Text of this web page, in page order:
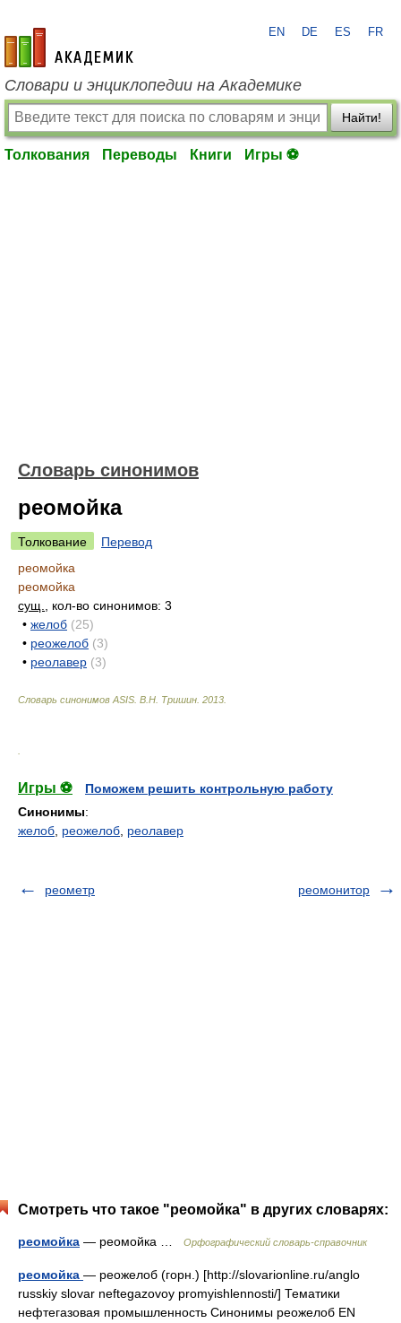
academic.ru
EN DE ES FR
Словари и энциклопедии на Академике
Найти!
Толкования Переводы Книги Игры ⚽
Словарь синонимов
реомойка
Толкование
Перевод
реомойка
реомойка
сущ.
, кол-во синонимов: 3
• желоб (25)
• реожелоб (3)
• реолавер (3)
Словарь синонимов ASIS. В.Н. Тришин 2013
Игры ⚽
Поможем решить контрольную работу
Синонимы:
желоб реожелоб реолавер
реометр реомонитор
Смотреть что такое "реомойка" в других словарях:
реомойка — реомойка … Орфографический словарь-справочник
реомойка — реожелоб (горн.) [http://slovarionline.ru/anglo
russkiy slovar neftegazovoy promyishlennosti/] Тематики
нефтегазовая промышленность Синонимы реожелоб EN